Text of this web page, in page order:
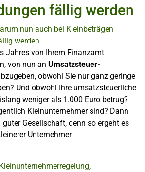
fällig werden
Jahres von Ihrem Finanzamt
von nun an Umsatzsteuer-
obwohl Sie nur ganz geringe
Und obwohl Ihre umsatzsteuerliche
weniger als 1.000 Euro betrug?
Kleinunternehmer sind? Dann
Gesellschaft, denn so ergeht es
Unternehmer.
Kleinunternehmerregelung,